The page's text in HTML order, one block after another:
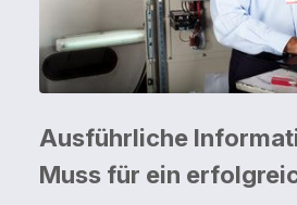
Ausführliche
Muss für ein